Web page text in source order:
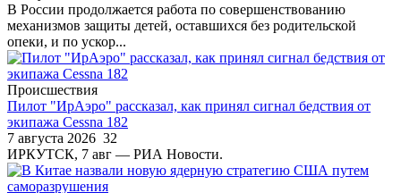
В России продолжается работа по совершенствованию
механизмов защиты детей, оставшихся без родительской
опеки, и по ускор...
Происшествия
Пилот "ИрАэро" рассказал, как принял сигнал бедствия от
экипажа Cessna 182
7 августа 2026 32
ИРКУТСК, 7 авг — РИА Новости.